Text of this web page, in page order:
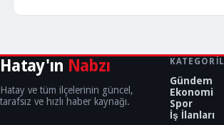
Hatay'ın Nabzı
Hatay ve tüm ilçelerinin güncel,
tarafsız ve hızlı haber kaynağı.
Gündem
Ekonomi
Spor
İş İlanları